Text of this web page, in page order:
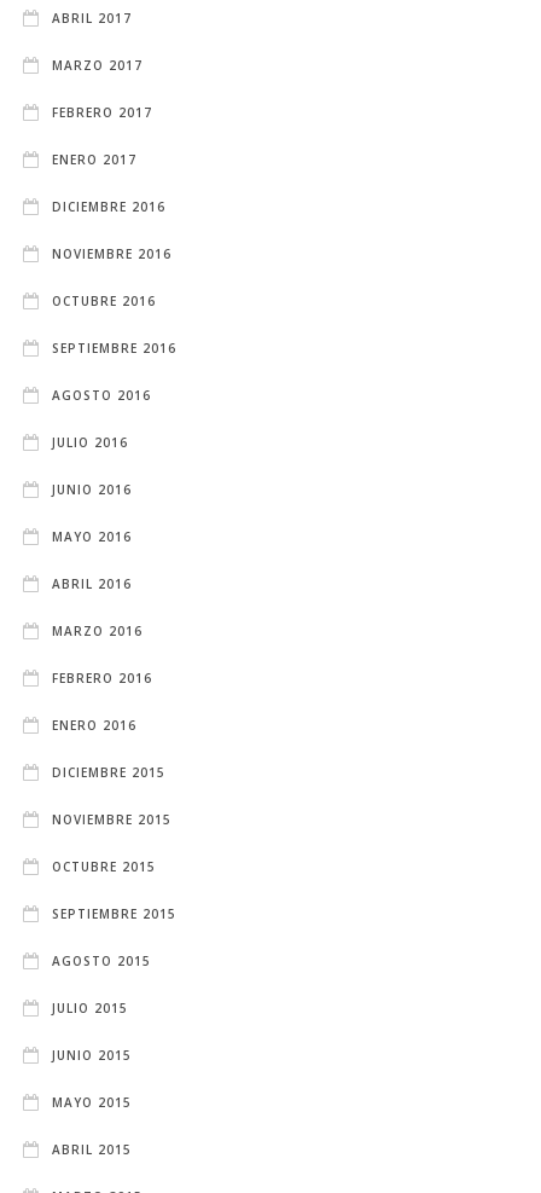
ABRIL 2017
MARZO 2017
FEBRERO 2017
ENERO 2017
DICIEMBRE 2016
NOVIEMBRE 2016
OCTUBRE 2016
SEPTIEMBRE 2016
AGOSTO 2016
JULIO 2016
JUNIO 2016
MAYO 2016
ABRIL 2016
MARZO 2016
FEBRERO 2016
ENERO 2016
DICIEMBRE 2015
NOVIEMBRE 2015
OCTUBRE 2015
SEPTIEMBRE 2015
AGOSTO 2015
JULIO 2015
JUNIO 2015
MAYO 2015
ABRIL 2015